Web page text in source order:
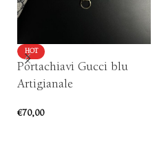
HOT
Portachiavi Gucci blu
Artigianale
€70,00